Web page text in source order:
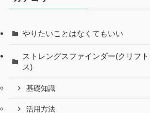
やりたいことはなくてもいい
ストレングスファインダー(クリフ
ス)
基礎知識
活用方法